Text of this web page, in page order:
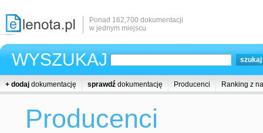
Ponad 162,700 dokumentacji
w jednym miejscu
WYSZUKAJ
+ dodaj dokumentację sprawdź dokumentację Producenci Ranking z
Producenci